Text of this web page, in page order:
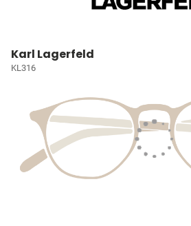
Karl Lagerfeld
KL316